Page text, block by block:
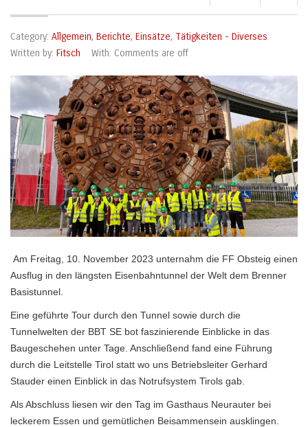
Category: Allgemein, Berichte, Einsätze, Tätigkeiten - Diverses
Written by: Fitsch With: Comments are off
Am Freitag, 10. November 2023 unternahm die FF Obsteig einen
Ausflug in den längsten Eisenbahntunnel der Welt dem Brenner
Basistunnel.
Eine geführte Tour durch den Tunnel sowie durch die
Tunnelwelten der BBT SE bot faszinierende Einblicke in das
Baugeschehen unter Tage. Anschließend fand eine Führung
durch die Leitstelle Tirol statt wo uns Betriebsleiter Gerhard
Stauder einen Einblick in das Notrufsystem Tirols gab.
Als Abschluss liesen wir den Tag im Gasthaus Neurauter bei
leckerem Essen und gemütlichen Beisammensein ausklingen.